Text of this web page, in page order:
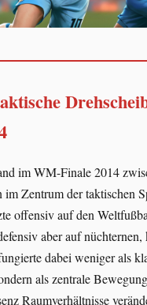
im WM-Finale 2014
Zentrum der taktischen
offensiv auf den
aber auf nüchternen,
dabei weniger als
als zentrale
Raumverhältnisse